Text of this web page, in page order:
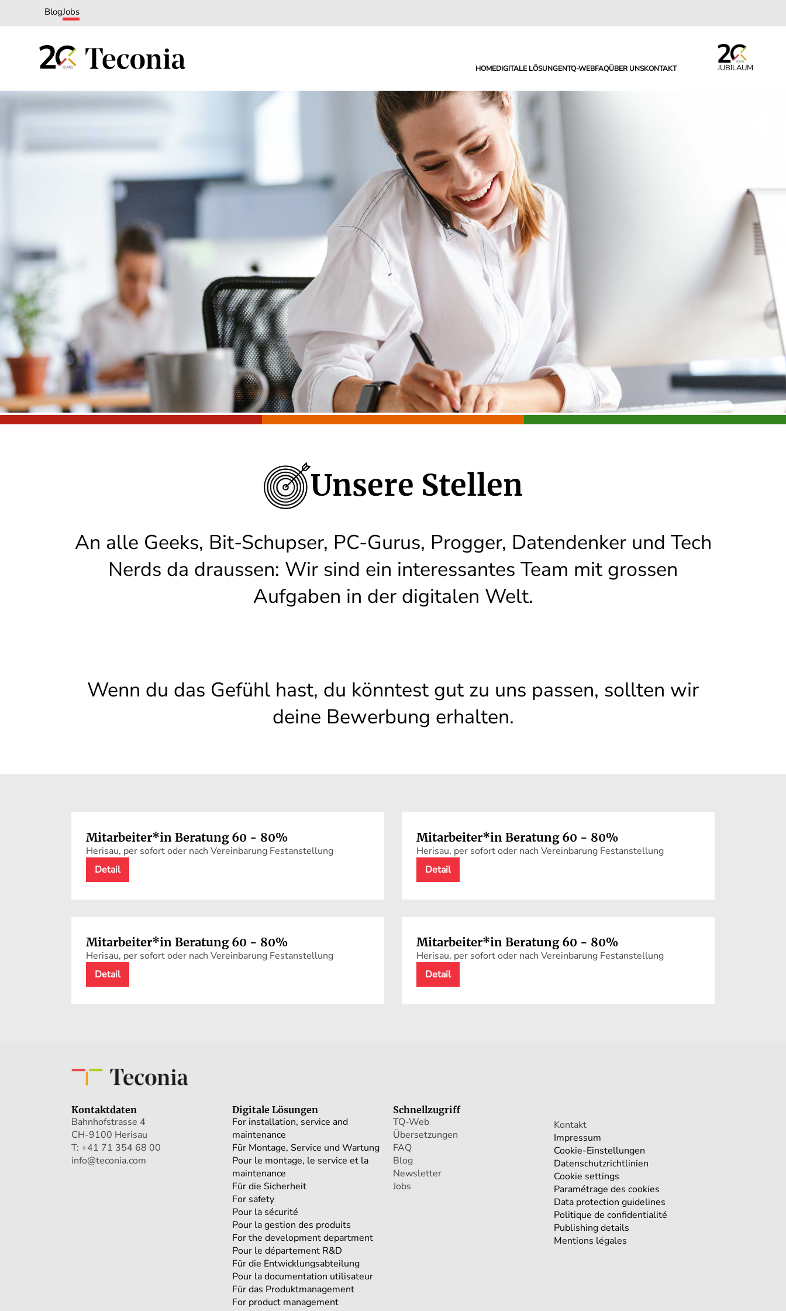
BlogJobs
HOMEDIGITALE LÖSUNGENTQ-WEBFAQÜBER UNSKONTAKT JUBILAUM
Unsere Stellen
An alle Geeks, Bit-Schupser, PC-Gurus, Progger, Datendenker und Tech
Nerds da draussen: Wir sind ein interessantes Team mit grossen
Aufgaben in der digitalen Welt.
Wenn du das Gefühl hast, du könntest gut zu uns passen, sollten wir
deine Bewerbung erhalten.
Mitarbeiter*in Beratung 60 - 80%
Herisau, per sofort oder nach Vereinbarung Festanstellung
Detail
Mitarbeiter*in Beratung 60 - 80%
Herisau, per sofort oder nach Vereinbarung Festanstellung
Detail
Mitarbeiter*in Beratung 60 - 80%
Herisau, per sofort oder nach Vereinbarung Festanstellung
Detail
Mitarbeiter*in Beratung 60 - 80%
Herisau, per sofort oder nach Vereinbarung Festanstellung
Detail
Kontaktdaten
Bahnhofstrasse 4
CH-9100 Herisau
T: +41 71 354 68 00
info@teconia.com
Digitale Lösungen
For installation, service and
maintenance
Für Montage, Service und Wartung
Pour le montage, le service et la
maintenance
Für die Sicherheit
For safety
Pour la sécurité
Pour la gestion des produits
For the development department
Pour le département R&D
Für die Entwicklungsabteilung
Pour la documentation utilisateur
Für das Produktmanagement
For product management
Schnellzugriff
TQ-Web
Übersetzungen
FAQ
Blog
Newsletter
Jobs
Kontakt
Impressum
Cookie-Einstellungen
Datenschutzrichtlinien
Cookie settings
Paramétrage des cookies
Data protection guidelines
Politique de confidentialité
Publishing details
Mentions légales